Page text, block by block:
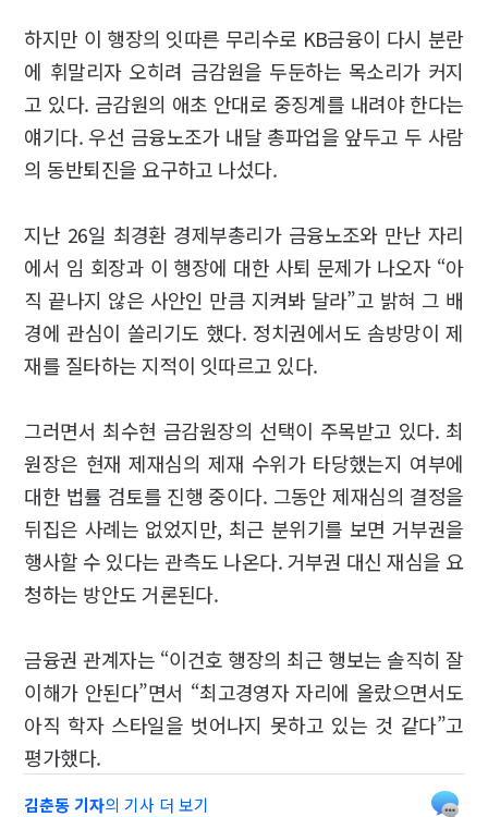
하지만 이 행장의 잇따른 무리수로 KB금융이 다시 분란
에 휘말리자 오히려 금감원을 두둔하는 목소리가 커지
고 있다. 금감원의 애초 안대로 중징계를 내려야 한다는
얘기다. 우선 금융노조가 내달 총파업을 앞두고 두 사람
의 동반퇴진을 요구하고 나섰다.
지난 26일 최경환 경제부총리가 금융노조와 만난 자리
에서 임 회장과 이 행장에 대한 사퇴 문제가 나오자 “아
직 끝나지 않은 사안인 만큼 지켜봐 달라”고 밝혀 그 배
경에 관심이 쏠리기도 했다. 정치권에서도 솜방망이 제
재를 질타하는 지적이 잇따르고 있다.
그러면서 최수현 금감원장의 선택이 주목받고 있다. 최
원장은 현재 제재심의 제재 수위가 타당했는지 여부에
대한 법률 검토를 진행 중이다. 그동안 제재심의 결정을
뒤집은 사례는 없었지만, 최근 분위기를 보면 거부권을
행사할 수 있다는 관측도 나온다. 거부권 대신 재심을 요
청하는 방안도 거론된다.
금융권 관계자는 “이건호 행장의 최근 행보는 솔직히 잘
이해가 안된다”면서 “최고경영자 자리에 올랐으면서도
아직 학자 스타일을 벗어나지 못하고 있는 것 같다”고
평가했다.
김춘동 기자의 기사 더 보기